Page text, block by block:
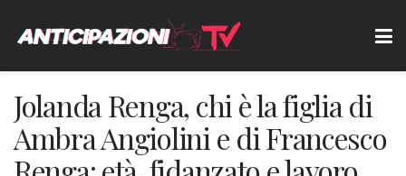
Jolanda Renga, chi è la figlia di
Ambra Angiolini e di Francesco